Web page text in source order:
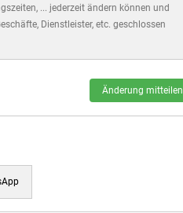
... jederzeit ändern können und
Dienstleister, etc. geschlossen
Änderung mitteilen